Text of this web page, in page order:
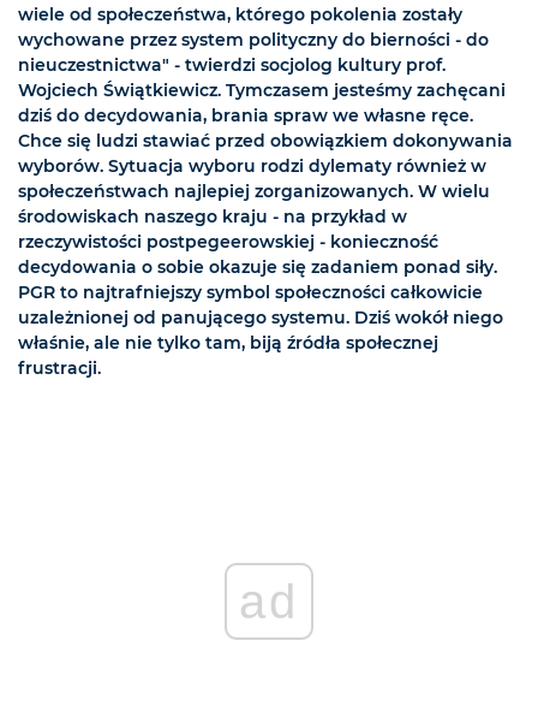
wiele od społeczeństwa, którego pokolenia zostały
wychowane przez system polityczny do bierności - do
nieuczestnictwa" - twierdzi socjolog kultury prof.
Wojciech Świątkiewicz. Tymczasem jesteśmy zachęcani
dziś do decydowania, brania spraw we własne ręce.
Chce się ludzi stawiać przed obowiązkiem dokonywania
wyborów. Sytuacja wyboru rodzi dylematy również w
społeczeństwach najlepiej zorganizowanych. W wielu
środowiskach naszego kraju - na przykład w
rzeczywistości postpegeerowskiej - konieczność
decydowania o sobie okazuje się zadaniem ponad siły.
PGR to najtrafniejszy symbol społeczności całkowicie
uzależnionej od panującego systemu. Dziś wokół niego
właśnie, ale nie tylko tam, biją źródła społecznej
frustracji.
ad